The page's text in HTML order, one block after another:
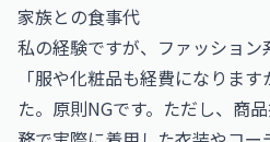
家族との食事代
私の経験ですが、ファッション
「服や化粧品も経費になりま
た。原則NGです。ただし、商